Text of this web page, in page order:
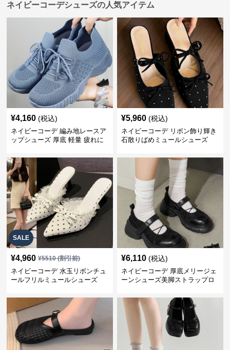
ネイビーコーデシューズの人気アイテム
¥4,160 (税込)
ネイビーコーデ 編み地レースア
ップシューズ 厚底 軽量 疲れに
¥5,960 (税込)
ネイビーコーデ リボン飾り輝き
石散りばめミュールシューズ
SALE
¥4,960 ¥5510(割引前)
ネイビーコーデ 水玉リボンチュ
ールフリルミュールシューズ
¥6,110 (税込)
ネイビーコーデ 厚底メリージェ
ーンシューズ美脚ストラップロ